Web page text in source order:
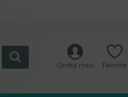
Contul meu Favorite